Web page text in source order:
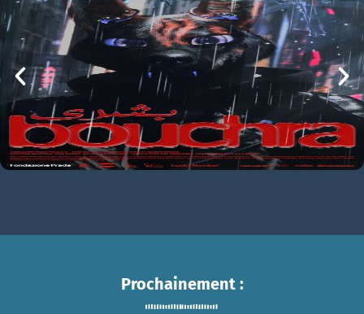
La Légende d’Ochi
La Légende d’Ochi Bande-annonce VF
BOUCHRA
mer 05/08
21h00
Prochainement :